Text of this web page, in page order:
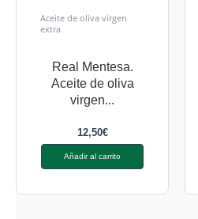
Aceite de oliva virgen
extra
Real Mentesa.
Aceite de oliva
virgen...
12,50€
Añadir al carrito